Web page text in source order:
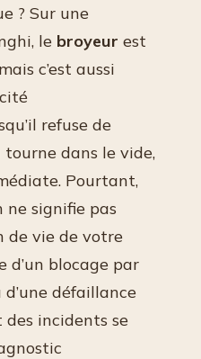
? Sur une
le broyeur est
c’est aussi
refuse de
dans le vide,
Pourtant,
ne signifie pas
de vie de votre
d’un blocage par
défaillance
incidents se